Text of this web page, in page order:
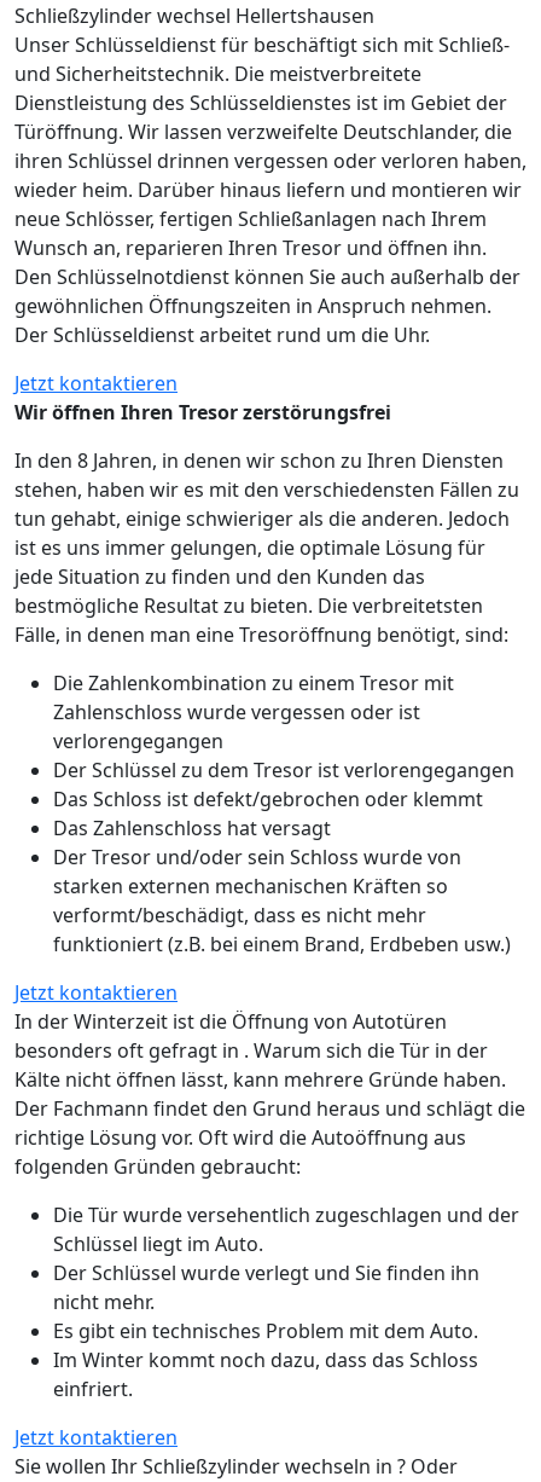
Schließzylinder wechsel Hellertshausen
Unser Schlüsseldienst für beschäftigt sich mit Schließ-
und Sicherheitstechnik. Die meistverbreitete
Dienstleistung des Schlüsseldienstes ist im Gebiet der
Türöffnung. Wir lassen verzweifelte Deutschlander, die
ihren Schlüssel drinnen vergessen oder verloren haben,
wieder heim. Darüber hinaus liefern und montieren wir
neue Schlösser, fertigen Schließanlagen nach Ihrem
Wunsch an, reparieren Ihren Tresor und öffnen ihn.
Den Schlüsselnotdienst können Sie auch außerhalb der
gewöhnlichen Öffnungszeiten in Anspruch nehmen.
Der Schlüsseldienst arbeitet rund um die Uhr.
Jetzt kontaktieren
Wir öffnen Ihren Tresor zerstörungsfrei
In den 8 Jahren, in denen wir schon zu Ihren Diensten
stehen, haben wir es mit den verschiedensten Fällen zu
tun gehabt, einige schwieriger als die anderen. Jedoch
ist es uns immer gelungen, die optimale Lösung für
jede Situation zu finden und den Kunden das
bestmögliche Resultat zu bieten. Die verbreitetsten
Fälle, in denen man eine Tresoröffnung benötigt, sind:
Die Zahlenkombination zu einem Tresor mit
Zahlenschloss wurde vergessen oder ist
verlorengegangen
Der Schlüssel zu dem Tresor ist verlorengegangen
Das Schloss ist defekt/gebrochen oder klemmt
Das Zahlenschloss hat versagt
Der Tresor und/oder sein Schloss wurde von
starken externen mechanischen Kräften so
verformt/beschädigt, dass es nicht mehr
funktioniert (z.B. bei einem Brand, Erdbeben usw.)
Jetzt kontaktieren
In der Winterzeit ist die Öffnung von Autotüren
besonders oft gefragt in . Warum sich die Tür in der
Kälte nicht öffnen lässt, kann mehrere Gründe haben.
Der Fachmann findet den Grund heraus und schlägt die
richtige Lösung vor. Oft wird die Autoöffnung aus
folgenden Gründen gebraucht:
Die Tür wurde versehentlich zugeschlagen und der
Schlüssel liegt im Auto.
Der Schlüssel wurde verlegt und Sie finden ihn
nicht mehr.
Es gibt ein technisches Problem mit dem Auto.
Im Winter kommt noch dazu, dass das Schloss
einfriert.
Jetzt kontaktieren
Sie wollen Ihr Schließzylinder wechseln in ? Oder